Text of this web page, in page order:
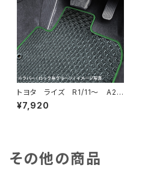
トヨタ ライズ R1/11〜 A20
0系 フロアマット一式 カーマ
ット 防水 ラバータイプ
¥7,920
その他の商品